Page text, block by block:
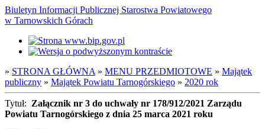
Biuletyn Informacji Publicznej Starostwa Powiatowego
w Tarnowskich Górach
» STRONA GŁÓWNA » MENU PRZEDMIOTOWE » Majątek
publiczny » Majątek Powiatu Tarnogórskiego » 2020 rok
Tytuł: Załącznik nr 3 do uchwały nr 178/912/2021 Zarządu
Powiatu Tarnogórskiego z dnia 25 marca 2021 roku